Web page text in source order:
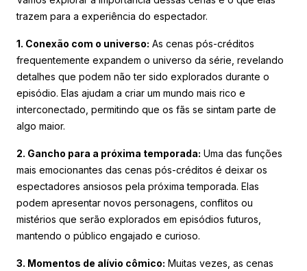
trazem para a experiência do espectador.
1. Conexão com o universo: As cenas pós-créditos
frequentemente expandem o universo da série, revelando
detalhes que podem não ter sido explorados durante o
episódio. Elas ajudam a criar um mundo mais rico e
interconectado, permitindo que os fãs se sintam parte de
algo maior.
2. Gancho para a próxima temporada: Uma das funções
mais emocionantes das cenas pós-créditos é deixar os
espectadores ansiosos pela próxima temporada. Elas
podem apresentar novos personagens, conflitos ou
mistérios que serão explorados em episódios futuros,
mantendo o público engajado e curioso.
3. Momentos de alívio cômico: Muitas vezes, as cenas